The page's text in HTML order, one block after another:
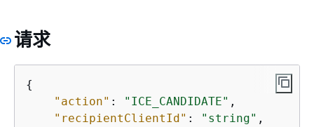
请求
{
"action" : "ICE_CANDIDATE" ,
"recipientClientId" : "string" ,